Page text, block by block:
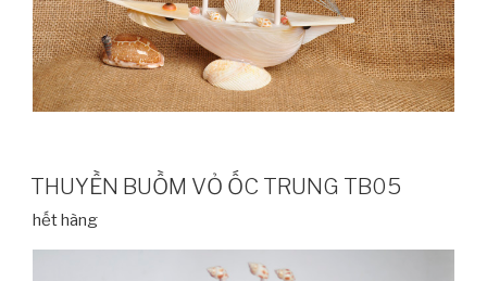
THUYỀN BUỒM VỎ ỐC TRUNG TB05
hết hàng